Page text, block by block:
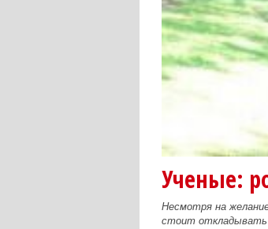
Ученые:
Несмотря на
стоит откладывать